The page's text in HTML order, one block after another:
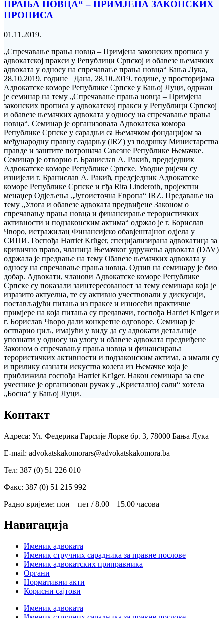
ПРАЊА НОВЦА“ – ПРИМЈЕНА ЗАКОНСКИХ
ПРОПИСА
01.11.2019.
„Спречавање прања новца – Примјена законских прописа у
адвокатској пракси у Републици Српској и обавезе њемачких
адвоката у односу на спречавање прања новца“ Бања Лука,
28.10.2019. године Дана, 28.10.2019. године, у просторијама
Адвокатске коморе Републике Српске у Бањој Луци, одржан
је семинар на тему „Спречавање прања новца – Примјена
законских прописа у адвокатској пракси у Републици Српској
и обавезе њемачких адвоката у односу на спречавање прања
новца“. Семинар је организовала Адвокатска комора
Републике Српске у сарадњи са Њемачком фондацијом за
међународну правну садарњу (IRZ) уз подршку Министарства
правде и заштите потрошача Савезне Републике Њемачке.
Семинар је отворио г. Бранислав А. Ракић, предсједник
Адвокатске коморе Републике Српске. Уводне ријечи су
изнијели г. Бранислав А. Ракић, предсједник Адвокатске
коморе Републике Српске и гђа Rita Linderoth, пројектни
менаџер Одјељења „Југоисточна Европа“ IRZ. Предавање на
тему „Улога и обавезе адвоката предвиђене Законом о
спречавању прања новца и финансирање терористичких
активности и подзаконским актима“ одржао је г. Борислав
Чворо, истражилац Финансијско обавјештајног одјела у
СИПИ. Госпођа Harriet Krüger, специјализирана адвокатица за
кривично право, чланица Њемачког удружења адвоката (DAV)
одржала је предвање на тему Обавезе њемачких адвоката у
односу на спречавање прања новца. Одзив на семинару је био
добар. Адвокати, чланови Адвокатске коморе Републике
Српске су показали заинтересованост за тему семинара која је
изразито актуелна, те су активно учествовали у дискусији,
постављајући питања из праксе и износећи практичне
примјере на која питања су предавачи, госпођа Harriet Krüger и
г. Борислав Чворо дали конкретне одговоре. Семинар је
остварио циљ, имајући у виду да су адвокати детаљније
упознати у односу на улогу и обавезе адвоката предвиђене
Законом о спречавању прања новца и финансирања
терористичких активности и подзаконским актима, а имали су
и прилику сазнати искуства колега из Њемачке која је
приближила госпођа Harriet Krüger. Након семинара за све
учеснике је организован ручак у „Кристалној сали“ хотела
„Босна“ у Бањој Луци.
Контакт
Адреса: Ул. Федерика Гарсије Лорке бр. 3, 78000 Бања Лука
Е-mail: advokatskakomorars@advokatskakomora.ba
Тел: 387 (0) 51 226 010
Факс: 387 (0) 51 215 992
Радно вријеме: пон – пет / 8.00 – 15.00 часова
Навигација
Именик адвоката
Именик стручних сарадника за правне послове
Именик адвокатских приправника
Органи
Нормативни акти
Корисни сајтови
Именик адвоката